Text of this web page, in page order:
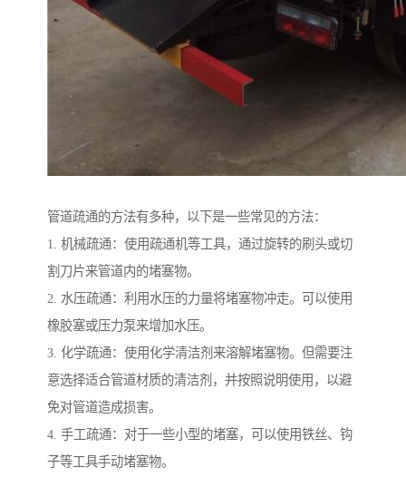
管道疏通的方法有多种，以下是一些常见的方法：
1. 机械疏通：使用疏通机等工具，通过旋转的刷头或切
割刀片来管道内的堵塞物。
2. 水压疏通：利用水压的力量将堵塞物冲走。可以使用
橡胶塞或压力泵来增加水压。
3. 化学疏通：使用化学清洁剂来溶解堵塞物。但需要注
意选择适合管道材质的清洁剂，并按照说明使用，以避
免对管道造成损害。
4. 手工疏通：对于一些小型的堵塞，可以使用铁丝、钩
子等工具手动堵塞物。